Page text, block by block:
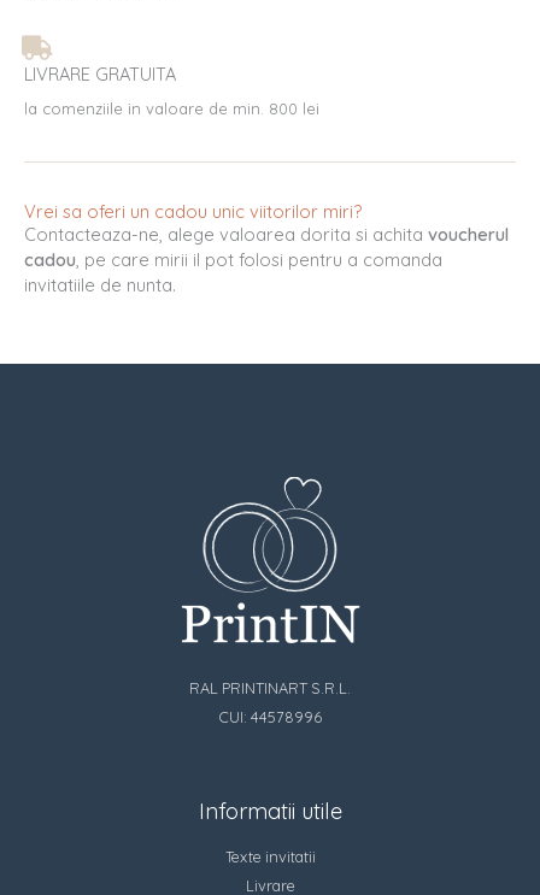
LIVRARE GRATUITA
la comenziile in valoare de min. 800 lei
Vrei sa oferi un cadou unic viitorilor miri?
Contacteaza-ne, alege valoarea dorita si achita voucherul
cadou, pe care mirii il pot folosi pentru a comanda
invitatiile de nunta.
RAL PRINTINART S.R.L.
CUI: 44578996
Informatii utile
Texte invitatii
Livrare